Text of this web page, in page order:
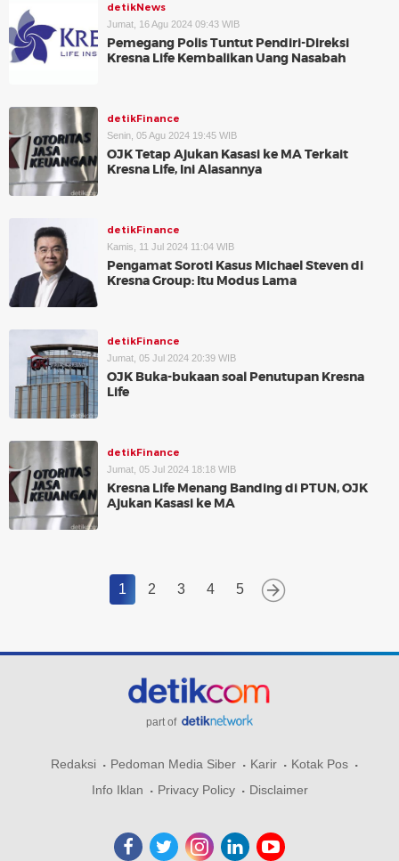
detikNews
Jumat, 16 Agu 2024 09:43 WIB
Pemegang Polis Tuntut Pendiri-Direksi
Kresna Life Kembalikan Uang Nasabah
detikFinance
Senin, 05 Agu 2024 19:45 WIB
OJK Tetap Ajukan Kasasi ke MA Terkait
Kresna Life, Ini Alasannya
detikFinance
Kamis, 11 Jul 2024 11:04 WIB
Pengamat Soroti Kasus Michael Steven di
Kresna Group: Itu Modus Lama
detikFinance
Jumat, 05 Jul 2024 20:39 WIB
OJK Buka-bukaan soal Penutupan Kresna
Life
detikFinance
Jumat, 05 Jul 2024 18:18 WIB
Kresna Life Menang Banding di PTUN, OJK
Ajukan Kasasi ke MA
1 2 3 4 5
part of
Redaksi Pedoman Media Siber Karir
Kotak Pos
Info Iklan
Privacy Policy Disclaimer